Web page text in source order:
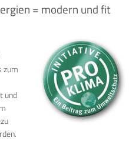
= modern und fit
zum
und